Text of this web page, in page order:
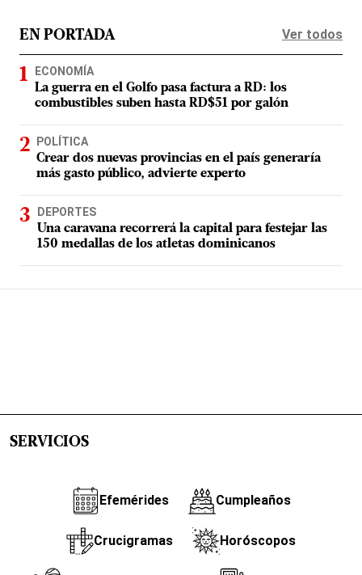
EN PORTADA Ver todos
ECONOMÍA
La guerra en el Golfo pasa factura a RD: los
combustibles suben hasta RD$51 por galón
POLÍTICA
Crear dos nuevas provincias en el país generaría
más gasto público, advierte experto
DEPORTES
Una caravana recorrerá la capital para festejar las
150 medallas de los atletas dominicanos
SERVICIOS
Efemérides Cumpleaños
Crucigramas Horóscopos